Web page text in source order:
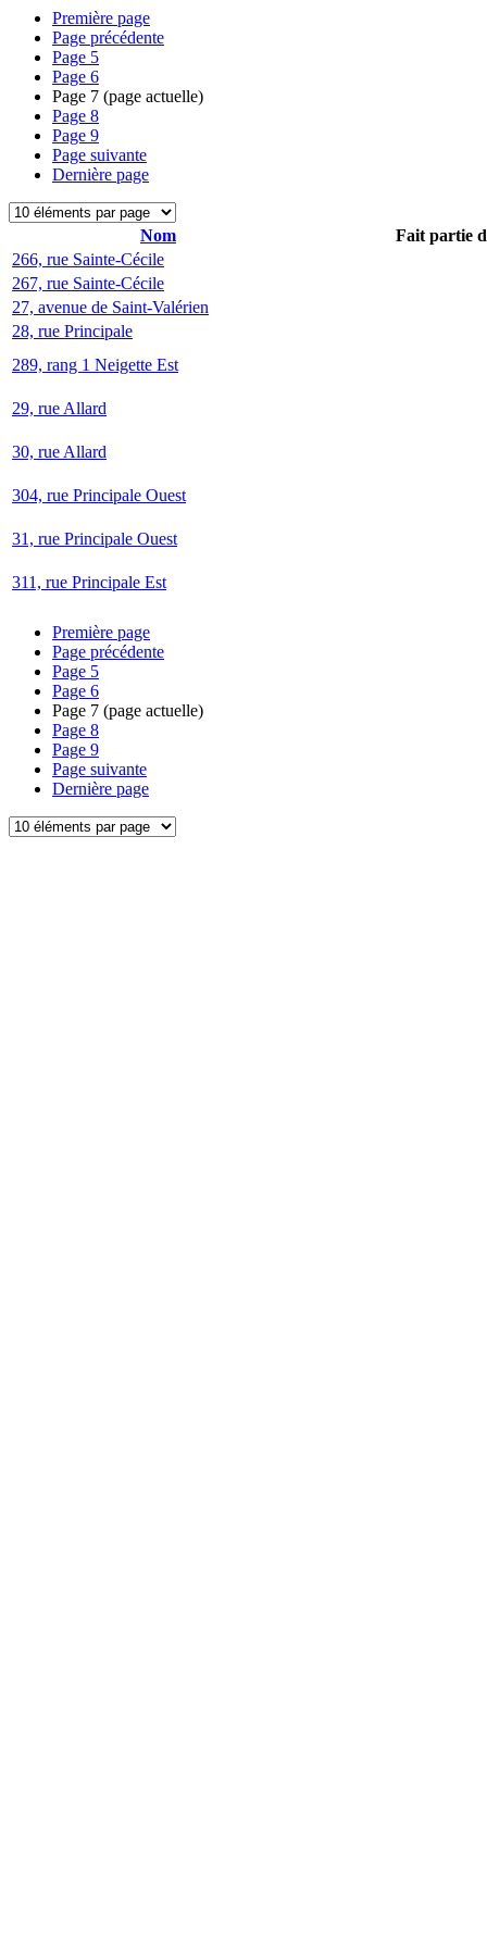
Première page
Page précédente
Page 5
Page 6
Page 7 (page actuelle)
Page 8
Page 9
Page suivante
Dernière page
Nom
Fait partie
266, rue Sainte-Cécile
267, rue Sainte-Cécile
27, avenue de Saint-Valérien
28, rue Principale
289, rang 1 Neigette Est
29, rue Allard
30, rue Allard
304, rue Principale Ouest
31, rue Principale Ouest
311, rue Principale Est
Première page
Page précédente
Page 5
Page 6
Page 7 (page actuelle)
Page 8
Page 9
Page suivante
Dernière page